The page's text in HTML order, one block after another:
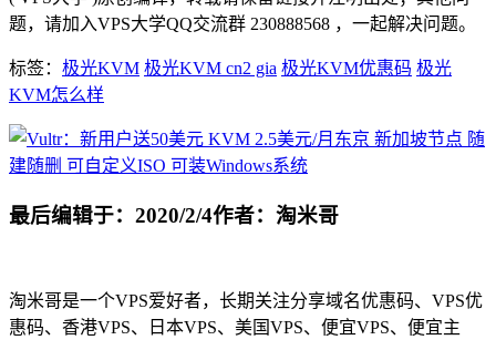
题，请加入VPS大学QQ交流群 230888568 ，一起解决问题。
标签： 极光KVM 极光KVM cn2 gia 极光KVM优惠码 极光
KVM怎么样
最后编辑于：2020/2/4作者：淘米哥
淘米哥是一个VPS爱好者，长期关注分享域名优惠码、VPS优
惠码、香港VPS、日本VPS、美国VPS、便宜VPS、便宜主